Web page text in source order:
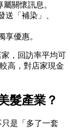
關懷訊息。
送「補染」、
享優惠。
，回訪率平均可
高，對店家現金
髮產業？
是「多了一套